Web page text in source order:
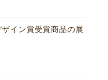
イン賞受賞商品の展